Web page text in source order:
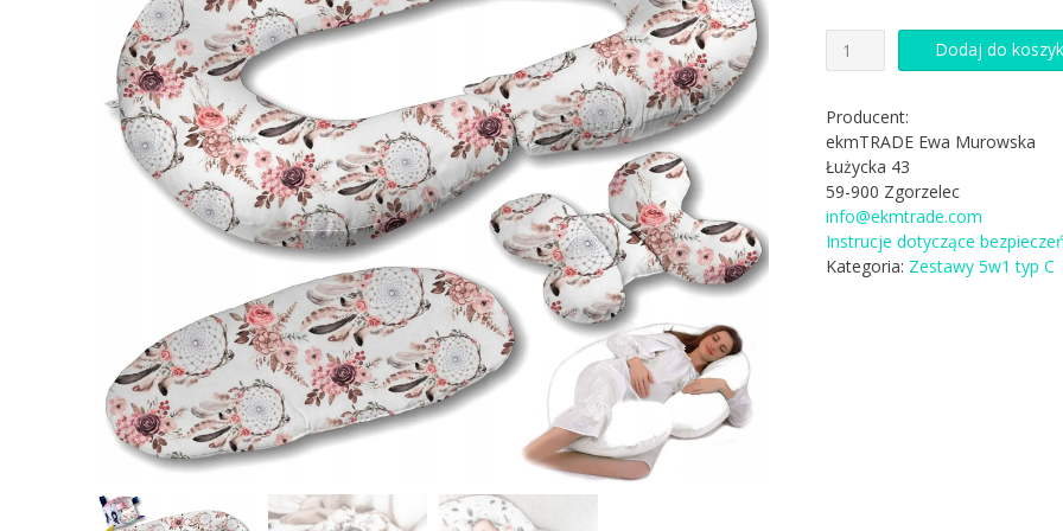
ilość
5w1
PODUSZKA
DLA
KOBIET
W
CIĄŻY
ciążowa
W42
Dodaj do
Producent:
ekmTRADE Ewa Murowska
Łużycka 43
59-900 Zgorzelec
info@ekmtrade.com
Instrucje dotyczące
Kategoria: Zestawy 5w1 typ C